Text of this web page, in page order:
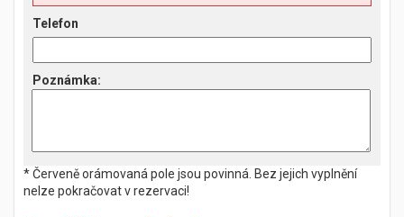
Telefon
Poznámka:
* Červeně orámovaná pole jsou povinná. Bez jejich vyplnění
nelze pokračovat v rezervaci!